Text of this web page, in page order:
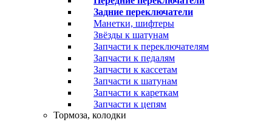
Задние переключатели
Манетки, шифтеры
Звёзды к шатунам
Запчасти к переключателям
Запчасти к педалям
Запчасти к кассетам
Запчасти к шатунам
Запчасти к кареткам
Запчасти к цепям
Тормоза, колодки